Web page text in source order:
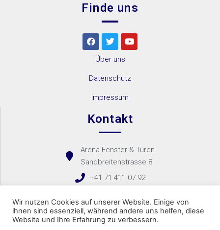
Finde uns
Über uns
Datenschutz
Impressum
Kontakt
Arena Fenster & Türen
Sandbreitenstrasse 8
+41 71 411 07 92
Copyright 2021 – Arena Fenster & Türen Bachir
Wir nutzen Cookies auf unserer Website. Einige von
ihnen sind essenziell, während andere uns helfen, diese
Website und Ihre Erfahrung zu verbessern.